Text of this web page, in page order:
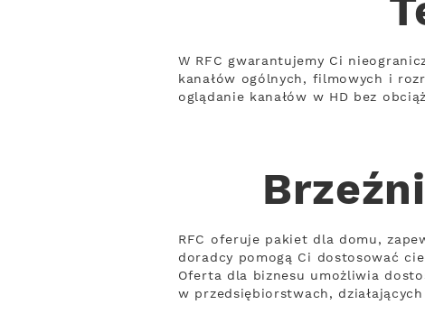
W RFC gwarantujemy Ci
kanałów ogólnych, filmowych i
oglądanie kanałów w HD bez
RFC oferuje pakiet dla domu,
doradcy pomogą Ci dostosować
Oferta dla biznesu umożliwia
w przedsiębiorstwach,